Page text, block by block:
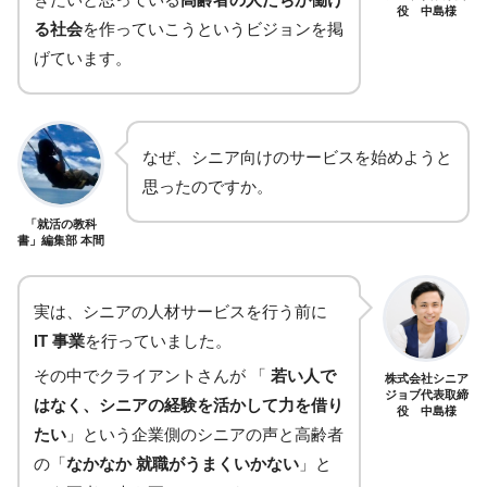
る社会を作っていこうというビジョンを掲
げています。
役 中島様
「就活の教科
書」編集部 本間
なぜ、シニア向けのサービスを始めようと
思ったのですか。
実は、シニアの人材サービスを行う前に
IT 事業を行っていました。
その中でクライアントさんが 「 若い人で
はなく、シニアの経験を活かして力を借り
たい 」という企業側のシニアの声と高齢者
の「なかなか 就職がうまくいかない 」と
株式会社シニア
ジョブ代表取締
役 中島様